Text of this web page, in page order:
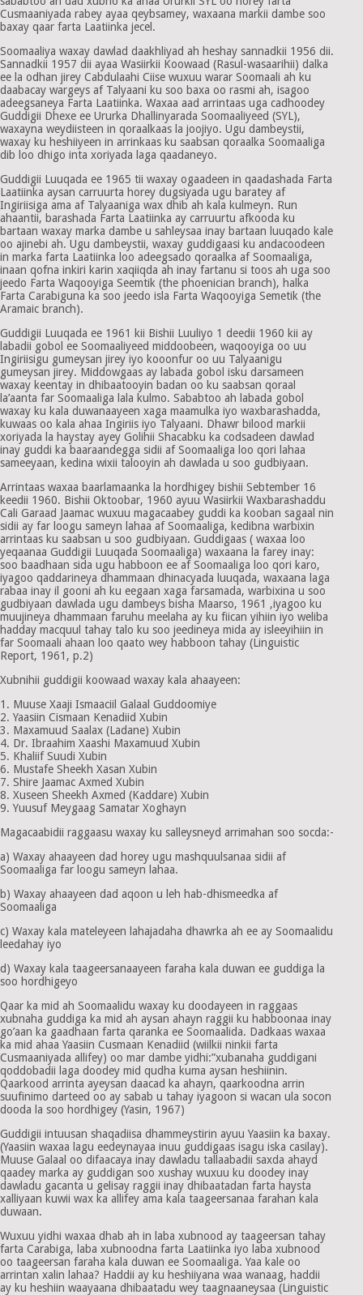
Cusmaaniyada rabey ayaa qeybsamey, waxaana markii dambe soo
baxay qaar farta Laatiinka jecel.
Soomaaliya waxay dawlad daakhliyad ah heshay sannadkii 1956 dii.
Sannadkii 1957 dii ayaa Wasiirkii Koowaad (Rasul-wasaarihii) dalka
ee la odhan jirey Cabdulaahi Ciise wuxuu warar Soomaali ah ku
daabacay wargeys af Talyaani ku soo baxa oo rasmi ah, isagoo
adeegsaneya Farta Laatiinka. Waxaa aad arrintaas uga cadhoodey
Guddigii Dhexe ee Ururka Dhallinyarada Soomaaliyeed (SYL),
waxayna weydiisteen in qoraalkaas la joojiyo. Ugu dambeystii,
waxay ku heshiiyeen in arrinkaas ku saabsan qoraalka Soomaaliga
dib loo dhigo inta xoriyada laga qaadaneyo.
Guddigii Luuqada ee 1965 tii waxay ogaadeen in qaadashada Farta
Laatiinka aysan carruurta horey dugsiyada ugu baratey af
Ingiriisiga ama af Talyaaniga wax dhib ah kala kulmeyn. Run
ahaantii, barashada Farta Laatiinka ay carruurtu afkooda ku
bartaan waxay marka dambe u sahleysaa inay bartaan luuqado kale
oo ajinebi ah. Ugu dambeystii, waxay guddigaasi ku andacoodeen
in marka farta Laatiinka loo adeegsado qoraalka af Soomaaliga,
inaan qofna inkiri karin xaqiiqda ah inay fartanu si toos ah uga soo
jeedo Farta Waqooyiga Seemtik (the phoenician branch), halka
Farta Carabiguna ka soo jeedo isla Farta Waqooyiga Semetik (the
Aramaic branch).
Guddigii Luuqada ee 1961 kii Bishii Luuliyo 1 deedii 1960 kii ay
labadii gobol ee Soomaaliyeed middoobeen, waqooyiga oo uu
Ingiriisigu gumeysan jirey iyo kooonfur oo uu Talyaanigu
gumeysan jirey. Middowgaas ay labada gobol isku darsameen
waxay keentay in dhibaatooyin badan oo ku saabsan qoraal
la’aanta far Soomaaliga lala kulmo. Sababtoo ah labada gobol
waxay ku kala duwanaayeen xaga maamulka iyo waxbarashadda,
kuwaas oo kala ahaa Ingiriis iyo Talyaani. Dhawr bilood markii
xoriyada la haystay ayey Golihii Shacabku ka codsadeen dawlad
inay guddi ka baaraandegga sidii af Soomaaliga loo qori lahaa
sameeyaan, kedina wixii talooyin ah dawlada u soo gudbiyaan.
Arrintaas waxaa baarlamaanka la hordhigey bishii Sebtember 16
keedii 1960. Bishii Oktoobar, 1960 ayuu Wasiirkii Waxbarashaddu
Cali Garaad Jaamac wuxuu magacaabey guddi ka kooban sagaal nin
sidii ay far loogu sameyn lahaa af Soomaaliga, kedibna warbixin
arrintaas ku saabsan u soo gudbiyaan. Guddigaas ( waxaa loo
yeqaanaa Guddigii Luuqada Soomaaliga) waxaana la farey inay:
soo baadhaan sida ugu habboon ee af Soomaaliga loo qori karo,
iyagoo qaddarineya dhammaan dhinacyada luuqada, waxaana laga
rabaa inay il gooni ah ku eegaan xaga farsamada, warbixina u soo
gudbiyaan dawlada ugu dambeys bisha Maarso, 1961 ,iyagoo ku
muujineya dhammaan faruhu meelaha ay ku fiican yihiin iyo weliba
hadday macquul tahay talo ku soo jeedineya mida ay isleeyihiin in
far Soomaali ahaan loo qaato wey habboon tahay (Linguistic
Report, 1961, p.2)
Xubnihii guddigii koowaad waxay kala ahaayeen:
1. Muuse Xaaji Ismaaciil Galaal Guddoomiye
2. Yaasiin Cismaan Kenadiid Xubin
3. Maxamuud Saalax (Ladane) Xubin
4. Dr. Ibraahim Xaashi Maxamuud Xubin
5. Khaliif Suudi Xubin
6. Mustafe Sheekh Xasan Xubin
7. Shire Jaamac Axmed Xubin
8. Xuseen Sheekh Axmed (Kaddare) Xubin
9. Yuusuf Meygaag Samatar Xoghayn
Magacaabidii raggaasu waxay ku salleysneyd arrimahan soo socda:-
a) Waxay ahaayeen dad horey ugu mashquulsanaa sidii af
Soomaaliga far loogu sameyn lahaa.
b) Waxay ahaayeen dad aqoon u leh hab-dhismeedka af
Soomaaliga
c) Waxay kala mateleyeen lahajadaha dhawrka ah ee ay Soomaalidu
leedahay iyo
d) Waxay kala taageersanaayeen faraha kala duwan ee guddiga la
soo hordhigeyo
Qaar ka mid ah Soomaalidu waxay ku doodayeen in raggaas
xubnaha guddiga ka mid ah aysan ahayn raggii ku habboonaa inay
go’aan ka gaadhaan farta qaranka ee Soomaalida. Dadkaas waxaa
ka mid ahaa Yaasiin Cusmaan Kenadiid (wiilkii ninkii farta
Cusmaaniyada allifey) oo mar dambe yidhi:”xubanaha guddigani
qoddobadii laga doodey mid qudha kuma aysan heshiinin.
Qaarkood arrinta ayeysan daacad ka ahayn, qaarkoodna arrin
suufinimo darteed oo ay sabab u tahay iyagoon si wacan ula socon
dooda la soo hordhigey (Yasin, 1967)
Guddigii intuusan shaqadiisa dhammeystirin ayuu Yaasiin ka baxay.
(Yaasiin waxaa lagu eedeynayaa inuu guddigaas isagu iska casilay).
Muuse Galaal oo difaacaya inay dawladu tallaabadii saxda ahayd
qaadey marka ay guddigan soo xushay wuxuu ku doodey inay
dawladu gacanta u gelisay raggii inay dhibaatadan farta haysta
xalliyaan kuwii wax ka allifey ama kala taageersanaa farahan kala
duwaan.
Wuxuu yidhi waxaa dhab ah in laba xubnood ay taageersan tahay
farta Carabiga, laba xubnoodna farta Laatiinka iyo laba xubnood
oo taageersan faraha kala duwan ee Soomaaliga. Yaa kale oo
arrintan xalin lahaa? Haddii ay ku heshiiyana waa wanaag, haddii
ay ku heshiin waayaana dhibaatadu wey taagnaaneysaa (Linguistic